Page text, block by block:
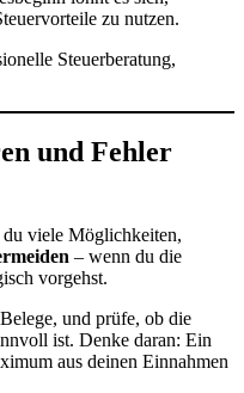
zu nutzen.
Steuerberatung,
und Fehler
du viele Möglichkeiten,
– wenn du die
vorgehst.
und prüfe, ob die
ist. Denke daran: Ein
aus deinen Einnahmen